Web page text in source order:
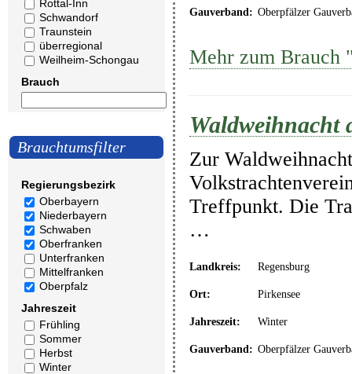
Rottal-Inn
Schwandorf
Traunstein
überregional
Weilheim-Schongau
Brauch
Brauchtumsfilter
Regierungsbezirk
Oberbayern
Niederbayern
Schwaben
Oberfranken
Unterfranken
Mittelfranken
Oberpfalz
Jahreszeit
Frühling
Sommer
Herbst
Winter
Gauverband: Oberpfälzer
Mehr zum Brauch
Waldweihnacht
Zur
Treffpunkt. Die
…
Landkreis: Regensburg
Ort: Pirkensee
Jahreszeit: Winter
Gauverband: Oberpfälzer